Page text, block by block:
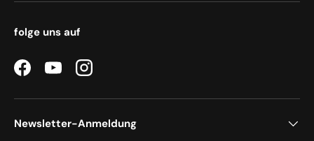
folge uns auf
FacebookYouTubeInstagram
Newsletter-Anmeldung